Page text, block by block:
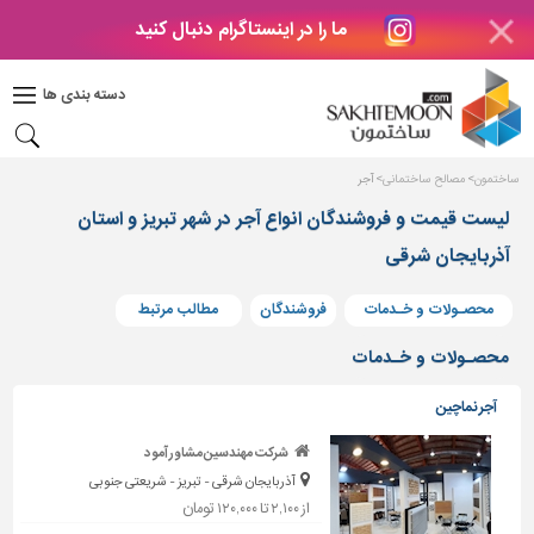
ما را در اینستاگرام دنبال کنید
دسته بندی ها
دکوراسیون
بتن
های
بتنی
درب
پنجره
مصالح
پله،
نرده
و
حفاظ
ساختمون مصالح ساختمانی آجر
لیست قیمت و فروشندگان انواع آجر در شهر تبریز و استان
آذربایجان شرقی
محصـولات و خـدمات فروشندگان مطالب مرتبط
محصـولات و خـدمات
آجر نماچین
شرکت مهندسین مشاور آمود
آذربایجان شرقی - تبریز - شریعتی جنوبی
از ۲,۱۰۰ تا ۱۲۰,۰۰۰ تومان